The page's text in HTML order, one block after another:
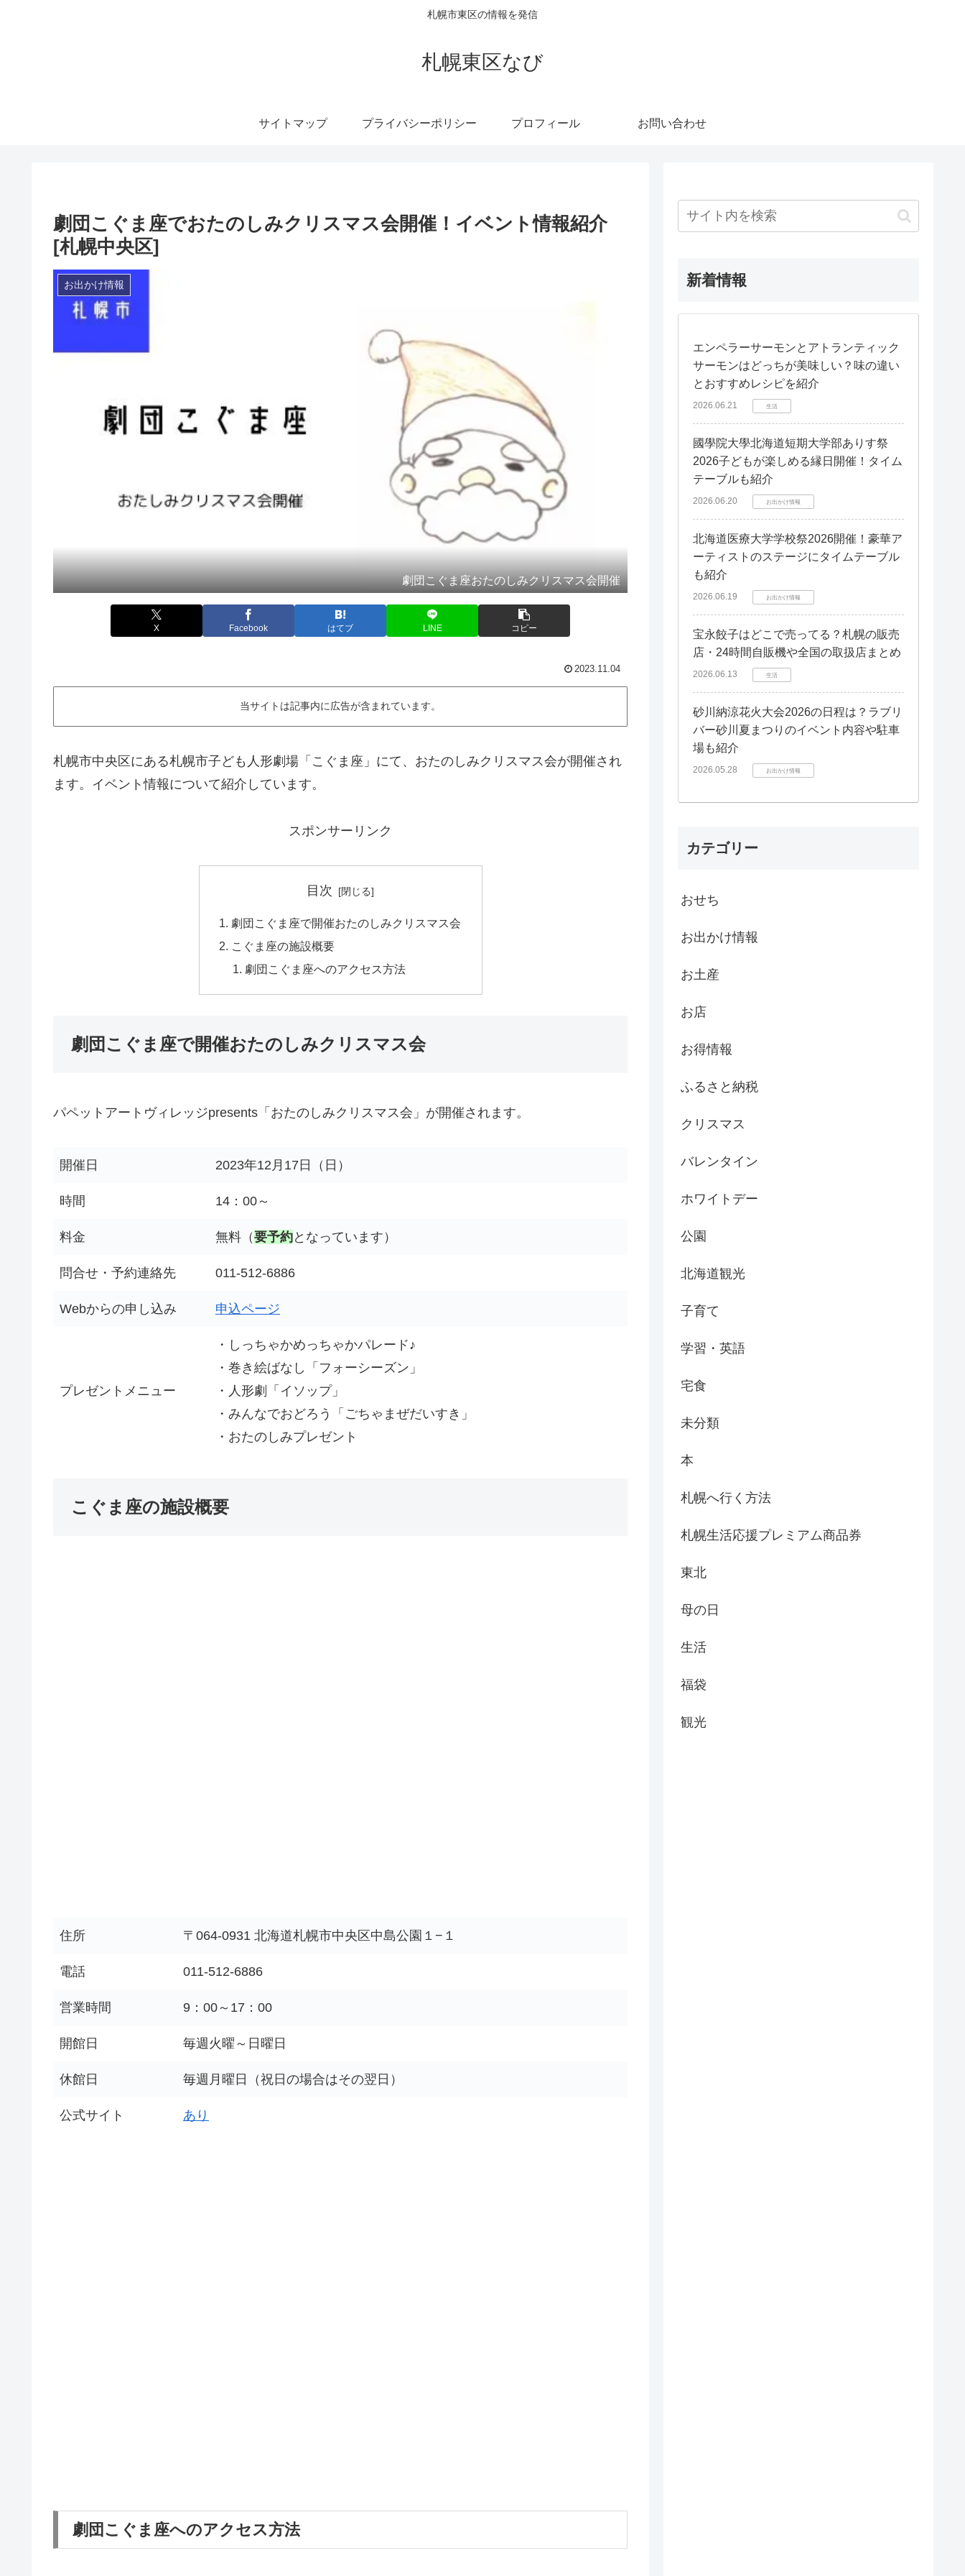
札幌市東区の情報を発信
札幌東区なび
サイトマップ プライバシーポリシー プロフィール お問い合わせ
劇団こぐま座でおたのしみクリスマス会開催！イベント情報紹介
[札幌中央区]
お出かけ情報
劇団こぐま座おたのしみクリスマス会開催
X Facebook はてブ LINE コピー
2023.11.04
当サイトは記事内に広告が含まれています。
札幌市中央区にある札幌市子ども人形劇場「こぐま座」にて、おたのしみクリスマス会が開催され
ます。イベント情報について紹介しています。
スポンサーリンク
目次
劇団こぐま座で開催おたのしみクリスマス会
こぐま座の施設概要
劇団こぐま座へのアクセス方法
劇団こぐま座で開催おたのしみクリスマス会
パペットアートヴィレッジpresents「おたのしみクリスマス会」が開催されます。
開催日 2023年12月17日（日）
時間 14：00～
料金 無料（要予約となっています）
問合せ・予約連絡先 011-512-6886
Webからの申し込み 申込ページ
プレゼントメニュー
・しっちゃかめっちゃかパレード♪
・巻き絵ばなし「フォーシーズン」
・人形劇「イソップ」
・みんなでおどろう「ごちゃまぜだいすき」
・おたのしみプレゼント
こぐま座の施設概要
住所 〒064-0931 北海道札幌市中央区中島公園１−１
電話 011-512-6886
営業時間 9：00～17：00
開館日 毎週火曜～日曜日
休館日 毎週月曜日（祝日の場合はその翌日）
公式サイト あり
劇団こぐま座へのアクセス方法
新着情報
エンペラーサーモンとアトランティック
サーモンはどっちが美味しい？味の違い
とおすすめレシピを紹介
2026.06.21 生活
國學院大學北海道短期大学部ありす祭
2026子どもが楽しめる縁日開催！タイム
テーブルも紹介
2026.06.20 お出かけ情報
北海道医療大学学校祭2026開催！豪華ア
ーティストのステージにタイムテーブル
も紹介
2026.06.19 お出かけ情報
宝永餃子はどこで売ってる？札幌の販売
店・24時間自販機や全国の取扱店まとめ
2026.06.13 生活
砂川納涼花火大会2026の日程は？ラブリ
バー砂川夏まつりのイベント内容や駐車
場も紹介
2026.05.28 お出かけ情報
カテゴリー
おせち
お出かけ情報
お土産
お店
お得情報
ふるさと納税
クリスマス
バレンタイン
ホワイトデー
公園
北海道観光
子育て
学習・英語
宅食
未分類
本
札幌へ行く方法
札幌生活応援プレミアム商品券
東北
母の日
生活
福袋
観光